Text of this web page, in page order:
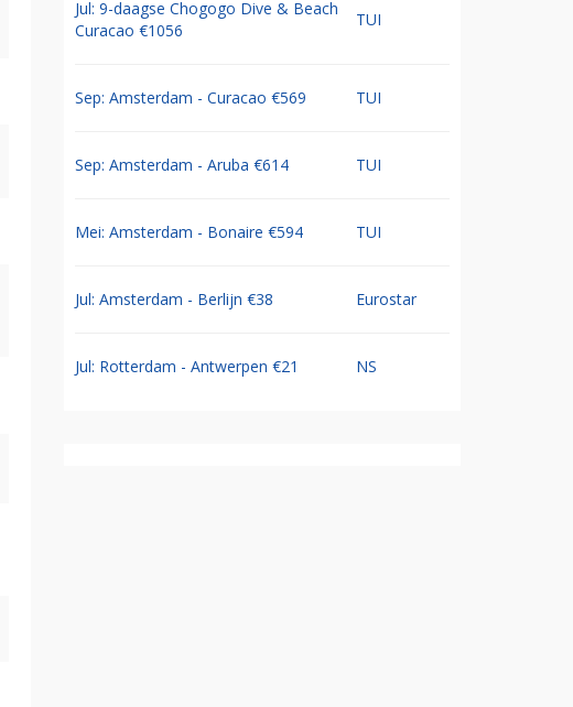
Jul: 9-daagse Chogogo Dive & Beach
Curacao €1056
TUI
Sep: Amsterdam - Curacao €569 TUI
Sep: Amsterdam - Aruba €614 TUI
Mei: Amsterdam - Bonaire €594 TUI
Jul: Amsterdam - Berlijn €38 Eurostar
Jul: Rotterdam - Antwerpen €21 NS